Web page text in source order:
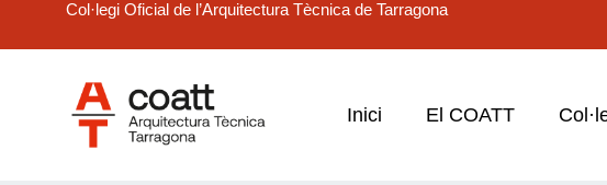
Col·legi Oficial de l’Arquitectura Tècnica de Tarragona
Inici El COATT